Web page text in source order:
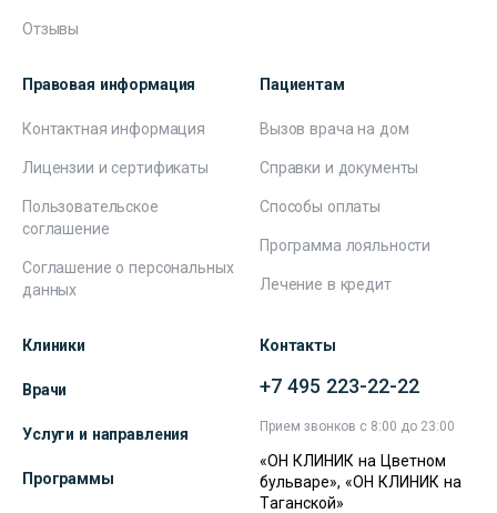
Отзывы
Правовая информация
Контактная информация
Лицензии и сертификаты
Пользовательское
соглашение
Соглашение о персональных
данных
Пациентам
Вызов врача на дом
Справки и документы
Способы оплаты
Программа лояльности
Лечение в кредит
Клиники
Врачи
Услуги и направления
Программы
Контакты
+7 495 223-22-22
Прием звонков с 8:00 до 23:00
«ОН КЛИНИК на Цветном
бульваре», «ОН КЛИНИК на
Таганской»